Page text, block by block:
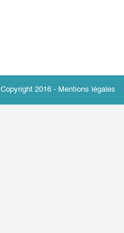
Copyright 2016 - Mentions légales